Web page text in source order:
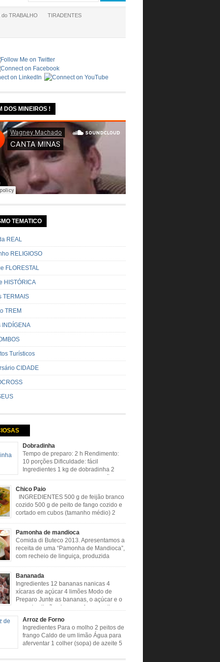
do TRABALHO TIRADENTES
DOS MINEIROS !
TEMATICO
REAL
RELIGIOSO
FLORESTAL
HISTÓRICA
TERMAIS
TREM
INDÍGENA
Turísticos
CIDADE
Dobradinha
Tempo de preparo: 2 h Rendimento:
10 porções Dificuldade: fácil
Ingredientes 1 kg de dobradinha 2
colheres (sopa) de caldo de limão 2
(sopa) de óleo 3 tomates 1 cebola 4 dentes
verde Cominho Colorau Pimenta a
de Preparo: Lavar muito bem a
com limão. Deixar de molho […]
Chico Paio
INGREDIENTES 500 g de feijão branco
cozido 500 g de peito de fango cozido e
cortado em cubos (tamanho médio) 2
(picado em cubos) 300 g de bacon
cubos) 1 lata de milho verde 2 dentes de
3 colheres de óleo 2 […]
Pamonha de mandioca
Comida di Buteco 2013. Apresentamos a
receita de uma “Pamonha de Mandioca”,
com recheio de linguiça, produzida
Buteco, Eduardo Maya. Ingredientes (para
Massa: 15gr de cebola picadinha
mandioca crua ralada e espremida 1 colher
35ml de leite Palha de milho verde 1
Bananada
Ingredientes 12 bananas nanicas 4
xícaras de açúcar 4 limões Modo de
Preparo Junte as bananas, o açúcar e o
suco dos limões Leve ao fogo e retire
desgrudando do fundo da panela
Preparo Dificuldade: Fácil Tempo de
40 minutos
culinaria-
de-preparo
Arroz de Forno
Ingredientes Para o molho 2 peitos de
frango Caldo de um limão Água para
aferventar 1 colher (sopa) de azeite 5
em cubos Tempero caseiro verde 1